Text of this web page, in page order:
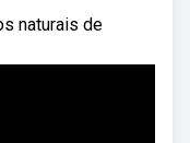
naturais de